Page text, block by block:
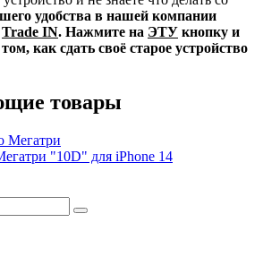
удобства в нашей компании
Trade IN. Нажмите на ЭТУ кнопку и
как сдать своё старое устройство
товары
"10D" для iPhone 14